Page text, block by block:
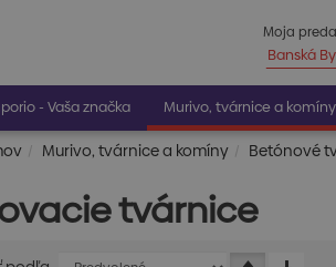
Moja
- Vaša značka Murivo, tvárnice a komíny
Murivo, tvárnice a komíny Betónové
tvárnice